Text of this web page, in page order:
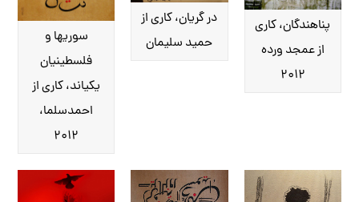
سوری‎ها و
فلسطینیان
یکی‎اند، کاری از
احمدسلما،
۲۰۱۲
در گریان، کاری از
حمید سلیمان
پناهندگان، کاری
از عمجد ورده
۲۰۱۲